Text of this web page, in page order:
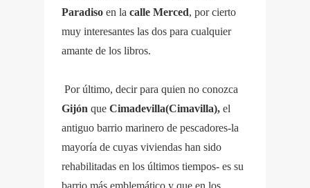
Paradiso en la calle Merced, por cierto
muy interesantes las dos para cualquier
amante de los libros.
Por último, decir para quien no conozca
Gijón que Cimadevilla(Cimavilla), el
antiguo barrio marinero de pescadores-la
mayoría de cuyas viviendas han sido
rehabilitadas en los últimos tiempos- es su